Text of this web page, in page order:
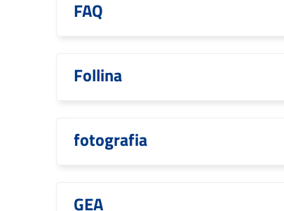
FAQ
Follina
fotografia
GEA